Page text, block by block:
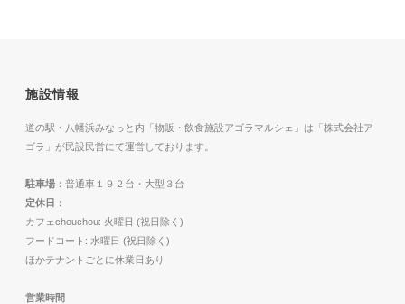
施設情報
道の駅・八幡浜みなっと内「物販・飲食施設アゴラマルシェ」は「株式会社ア
ゴラ」が民設民営にて運営しております。
駐車場 ：普通車１９２台・大型３台
定休日 ：
カフェchouchou: 火曜日 (祝日除く)
フードコート: 水曜日 (祝日除く)
ほかテナントごとに休業日あり
営業時間